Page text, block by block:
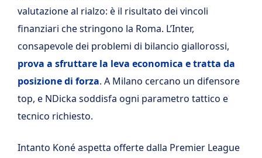
valutazione al rialzo: è il risultato dei vincoli
finanziari che stringono la Roma. L’Inter,
consapevole dei problemi di bilancio giallorossi,
prova a sfruttare la leva economica e tratta da
posizione di forza. A Milano cercano un difensore
top, e NDicka soddisfa ogni parametro tattico e
tecnico richiesto.
Intanto Koné aspetta offerte dalla Premier League